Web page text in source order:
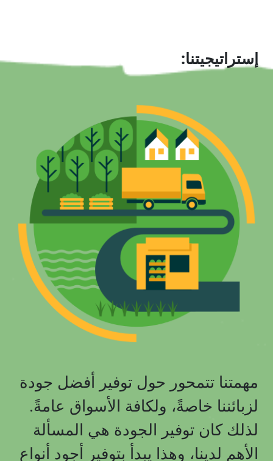
إستراتيجيتنا:
مهمتنا تتمحور حول توفير أفضل جودة
لزبائننا خاصةً، ولكافة الأسواق عامةً.
لذلك كان توفير الجودة هي المسألة
الأهم لدينا، وهذا يبدأ بتوفير أجود أنواع